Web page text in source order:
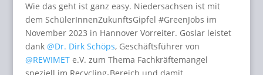
Wie das geht ist ganz easy. Niedersachsen ist mit
dem SchülerInnenZukunftsGipfel #GreenJobs im
November 2023 in Hannover Vorreiter. Goslar leistet
dank @Dr. Dirk Schöps, Geschäftsführer von
@REWIMETe.V. zum Thema Fachkräftemangel